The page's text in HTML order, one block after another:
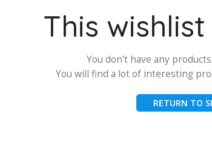
This
You don't have any
You will find a lot of interesting
RETURN TO